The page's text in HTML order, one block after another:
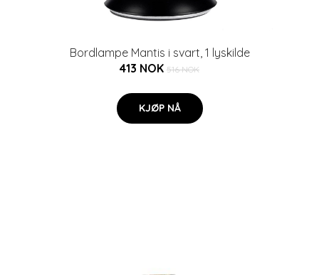
Bordlampe Mantis i svart, 1 lyskilde
413 NOK 516 NOK
KJØP NÅ